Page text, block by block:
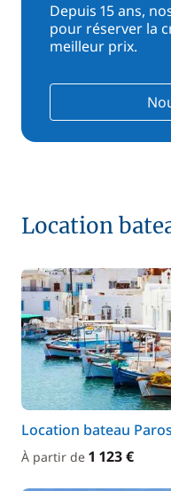
Depuis 15 ans,
pour réserver la
meilleur prix.
Location
Location bateau Paros
À partir de 1 123 €